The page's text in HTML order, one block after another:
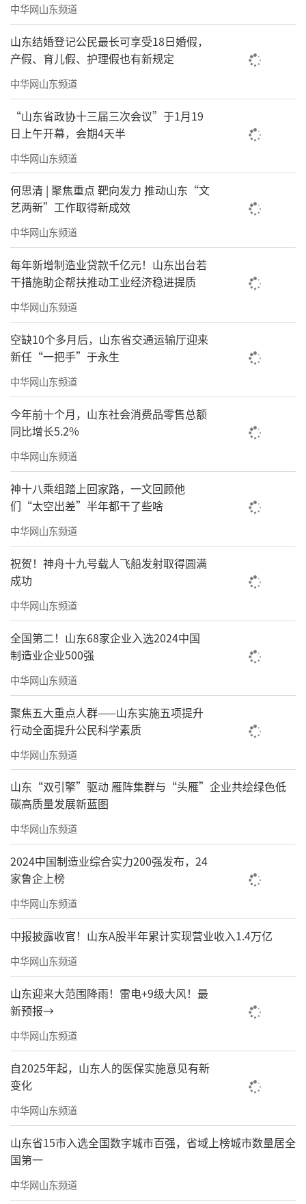
女声小合唱《金梭和银梭》
男声独唱《美丽中国》
中华网山东频道
山东结婚登记公民最长可享受18日婚假，
产假、育儿假、护理假也有新规定
中华网山东频道
“山东省政协十三届三次会议”于1月19
日上午开幕，会期4天半
中华网山东频道
何思清 | 聚焦重点 靶向发力 推动山东“文
艺两新”工作取得新成效
中华网山东频道
每年新增制造业贷款千亿元！山东出台若
干措施助企帮扶推动工业经济稳进提质
中华网山东频道
空缺10个多月后，山东省交通运输厅迎来
新任“一把手”于永生
中华网山东频道
今年前十个月，山东社会消费品零售总额
同比增长5.2%
中华网山东频道
神十八乘组踏上回家路，一文回顾他
们“太空出差”半年都干了些啥
中华网山东频道
祝贺！神舟十九号载人飞船发射取得圆满
成功
中华网山东频道
全国第二！山东68家企业入选2024中国
制造业企业500强
中华网山东频道
聚焦五大重点人群——山东实施五项提升
行动全面提升公民科学素质
中华网山东频道
山东“双引擎”驱动 雁阵集群与“头雁”企业共绘绿色低
碳高质量发展新蓝图
中华网山东频道
2024中国制造业综合实力200强发布，24
家鲁企上榜
中华网山东频道
中报披露收官！山东A股半年累计实现营业收入1.4万亿
中华网山东频道
山东迎来大范围降雨！雷电+9级大风！最
新预报→
中华网山东频道
自2025年起，山东人的医保实施意见有新
变化
中华网山东频道
山东省15市入选全国数字城市百强，省域上榜城市数量居全
国第一
中华网山东频道